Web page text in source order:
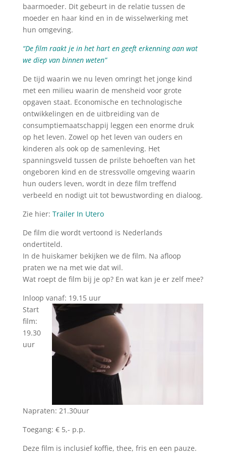
baarmoeder. Dit gebeurt in de relatie tussen de
moeder en haar kind en in de wisselwerking met
hun omgeving.
“De film raakt je in het hart en geeft erkenning aan wat
we diep van binnen weten”
De tijd waarin we nu leven omringt het jonge kind
met een milieu waarin de mensheid voor grote
opgaven staat. Economische en technologische
ontwikkelingen en de uitbreiding van de
consumptiemaatschappij leggen een enorme druk
op het leven. Zowel op het leven van ouders en
kinderen als ook op de samenleving. Het
spanningsveld tussen de prilste behoeften van het
ongeboren kind en de stressvolle omgeving waarin
hun ouders leven, wordt in deze film treffend
verbeeld en nodigt uit tot bewustwording en dialoog.
Zie hier: Trailer In Utero
De film die wordt vertoond is Nederlands
ondertiteld.
In de huiskamer bekijken we de film. Na afloop
praten we na met wie dat wil.
Wat roept de film bij je op? En wat kan je er zelf mee?
Inloop vanaf: 19.15 uur
Start
film:
19.30
uur
Napraten: 21.30uur
Toegang: € 5,- p.p.
Deze film is inclusief koffie, thee, fris en een pauze.